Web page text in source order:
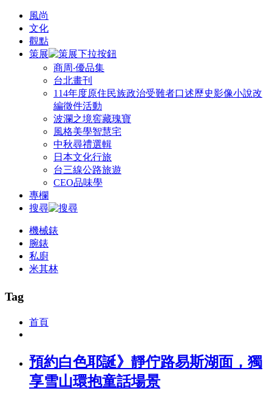
風尚
文化
觀點
策展
商周‧優品集
台北畫刊
114年度原住民族政治受難者口述歷史影像小說改
編徵件活動
波瀾之境窖藏瑰寶
風格美學智慧宅
中秋尋禮選輯
日本文化行旅
台三線公路旅遊
CEO品味學
專欄
搜尋
機械錶
腕錶
私廚
米其林
Tag
首頁
預約白色耶誕》靜佇路易斯湖面，獨
享雪山環抱童話場景